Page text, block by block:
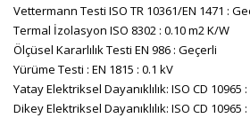
Vettermann Testi ISO TR 10361/EN 1471 :
Termal İzolasyon ISO 8302 : 0.10 m2 K/W
Ölçüsel Kararlılık Testi EN 986 : Geçerli
Yürüme Testi : EN 1815 : 0.1 kV
Yatay Elektriksel Dayanıklılık: ISO CD 10965
Dikey Elektriksel Dayanıklılık: ISO CD 10965